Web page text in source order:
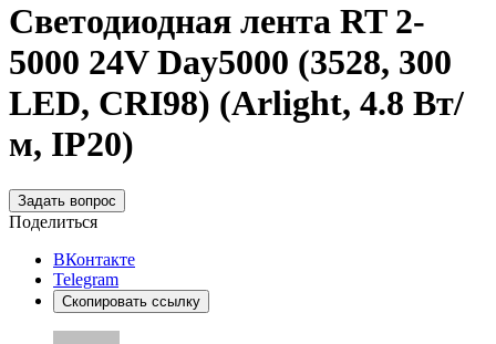
Светодиодная лента RT 2-
5000 24V Day5000 (3528, 300
LED, CRI98) (Arlight, 4.8 Вт/
м, IP20)
Задать вопрос
Поделиться
ВКонтакте
Telegram
Скопировать ссылку